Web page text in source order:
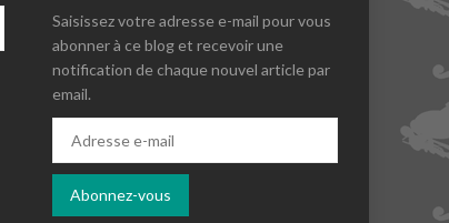
Saisissez votre adresse e-mail pour vous
abonner à ce blog et recevoir une
notification de chaque nouvel article par
email.
mail
Abonnez-vous